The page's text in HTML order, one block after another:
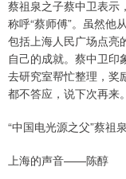
蔡祖泉之子蔡中卫表示
称呼“蔡师傅”。虽然他
包括上海人民广场点亮
自己的成就。蔡中卫印
去研究室帮忙整理，奖
都不答应，说下次再来。
“中国电光源之父”蔡祖
上海的声音——陈醇